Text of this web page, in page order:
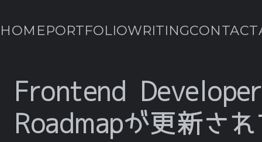
HOMEPORTFOLIOWRITINGCONTACT
Frontend Developer
Roadmapが更新され